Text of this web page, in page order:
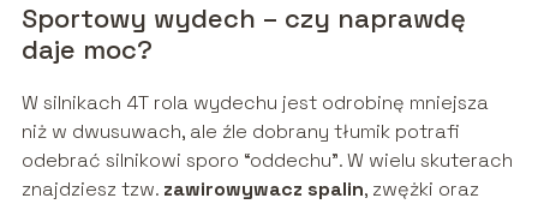
Sportowy wydech – czy naprawdę
daje moc?
W silnikach 4T rola wydechu jest odrobinę mniejsza
niż w dwusuwach, ale źle dobrany tłumik potrafi
odebrać silnikowi sporo “oddechu”. W wielu skuterach
znajdziesz tzw. zawirowywacz spalin, zwężki oraz